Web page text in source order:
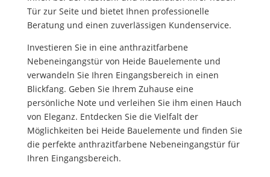
Tür zur Seite und bietet Ihnen professionelle
Beratung und einen zuverlässigen Kundenservice.
Investieren Sie in eine anthrazitfarbene
Nebeneingangstür von Heide Bauelemente und
verwandeln Sie Ihren Eingangsbereich in einen
Blickfang. Geben Sie Ihrem Zuhause eine
persönliche Note und verleihen Sie ihm einen Hauch
von Eleganz. Entdecken Sie die Vielfalt der
Möglichkeiten bei Heide Bauelemente und finden Sie
die perfekte anthrazitfarbene Nebeneingangstür für
Ihren Eingangsbereich.